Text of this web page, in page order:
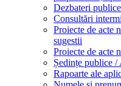
Dezbateri publice
Consultări
Proiecte de acte
sugestii
Proiecte de acte
Ședințe publice
Rapoarte ale